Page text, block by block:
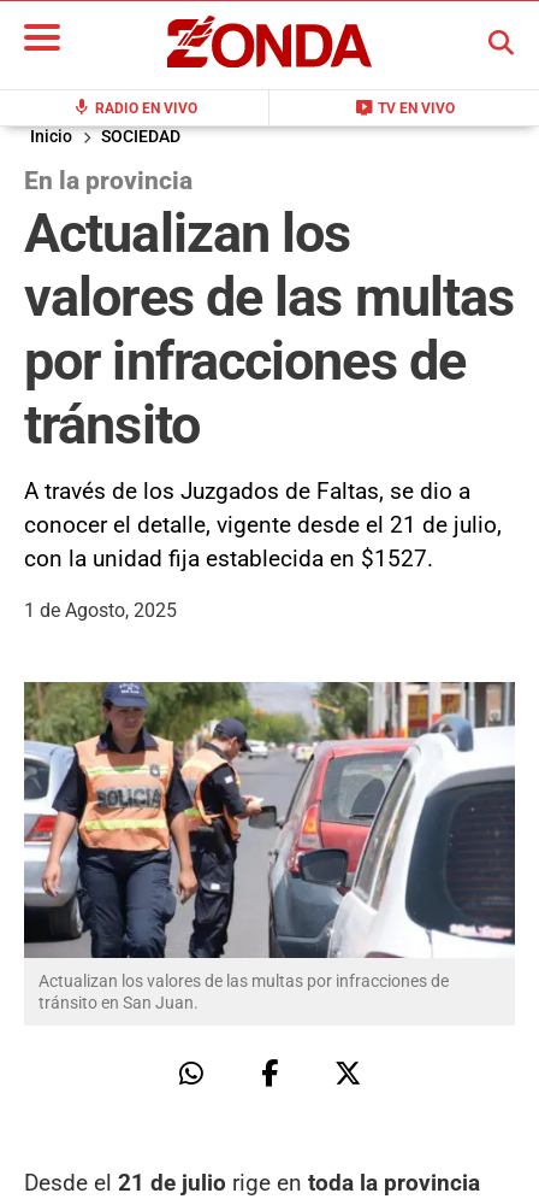
mic RADIO EN VIVO live_tv TV EN VIVO
BUSCAR
Inicio SOCIEDAD
En la provincia
Actualizan los
valores de las multas
por infracciones de
tránsito
A través de los Juzgados de Faltas, se dio a
conocer el detalle, vigente desde el 21 de julio,
con la unidad fija establecida en $1527.
1 de Agosto, 2025
Actualizan los valores de las multas por infracciones de
tránsito en San Juan.
Desde el 21 de julio rige en toda la provincia